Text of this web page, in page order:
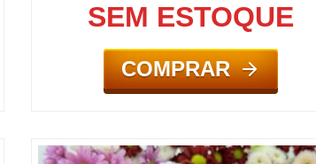
SEM ESTOQUE
COMPRAR